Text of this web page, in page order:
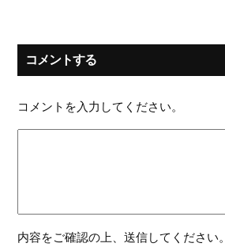
コメントする
コメントを入力してください。
内容をご確認の上、送信してください。